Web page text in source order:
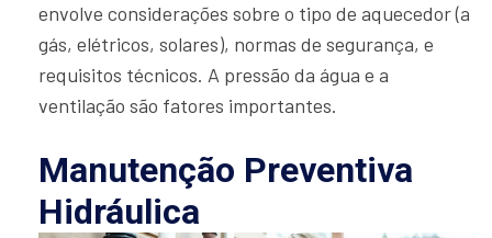
envolve considerações sobre o tipo de aquecedor (a
gás, elétricos, solares), normas de segurança, e
requisitos técnicos. A pressão da água e a
ventilação são fatores importantes.
Manutenção Preventiva
Hidráulica